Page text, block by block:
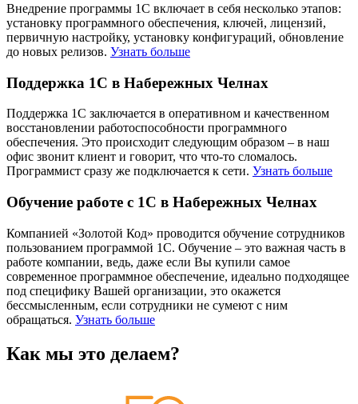
Внедрение программы 1С включает в себя несколько этапов:
установку программного обеспечения, ключей, лицензий,
первичную настройку, установку конфигураций, обновление
до новых релизов. Узнать больше
Поддержка 1С в Набережных Челнах
Поддержка 1С заключается в оперативном и качественном
восстановлении работоспособности программного
обеспечения. Это происходит следующим образом – в наш
офис звонит клиент и говорит, что что-то сломалось.
Программист сразу же подключается к сети. Узнать больше
Обучение работе с 1С в Набережных Челнах
Компанией «Золотой Код» проводится обучение сотрудников
пользованием программой 1С. Обучение – это важная часть в
работе компании, ведь, даже если Вы купили самое
современное программное обеспечение, идеально подходящее
под специфику Вашей организации, это окажется
бессмысленным, если сотрудники не сумеют с ним
обращаться. Узнать больше
Как мы это делаем?